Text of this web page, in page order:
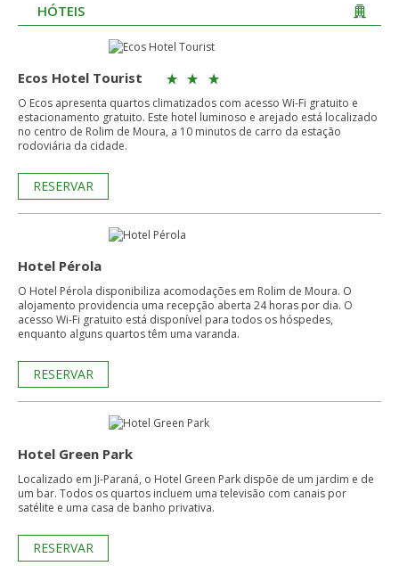
HÓTEIS
Ecos Hotel Tourist
O Ecos apresenta quartos climatizados com acesso Wi-Fi gratuito e
estacionamento gratuito. Este hotel luminoso e arejado está localizado
no centro de Rolim de Moura, a 10 minutos de carro da estação
rodoviária da cidade.
RESERVAR
Hotel Pérola
O Hotel Pérola disponibiliza acomodações em Rolim de Moura. O
alojamento providencia uma recepção aberta 24 horas por dia. O
acesso Wi-Fi gratuito está disponível para todos os hóspedes,
enquanto alguns quartos têm uma varanda.
RESERVAR
Hotel Green Park
Localizado em Ji-Paraná, o Hotel Green Park dispõe de um jardim e de
um bar. Todos os quartos incluem uma televisão com canais por
satélite e uma casa de banho privativa.
RESERVAR